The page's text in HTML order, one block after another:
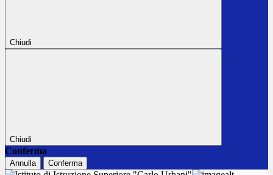
Chiudi
Chiudi
Conferma
Annulla Conferma